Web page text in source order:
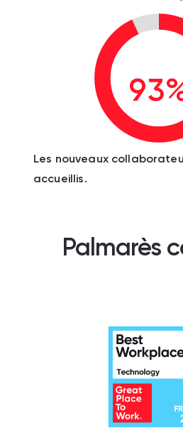
Les nouveaux
accueillis.
Palmarès